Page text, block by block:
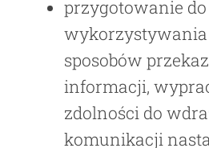
przygotowanie do
sposobów
informacji,
zdolności do
komunikacji